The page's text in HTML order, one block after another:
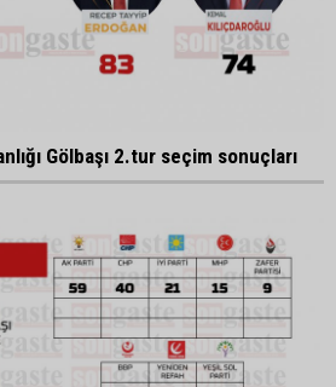
Gölbaşı 2.tur seçim sonuçları